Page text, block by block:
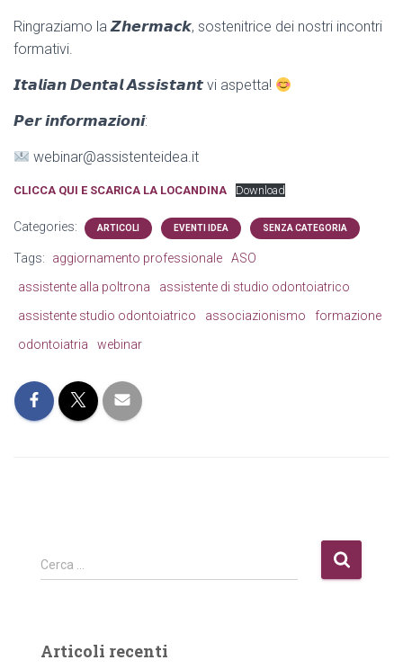
Ringraziamo la 𝙕𝙝𝙚𝙧𝙢𝙖𝙘𝙠, sostenitrice dei nostri incontri
formativi.
𝙄𝙩𝙖𝙡𝙞𝙖𝙣 𝘿𝙚𝙣𝙩𝙖𝙡 𝘼𝙨𝙨𝙞𝙨𝙩𝙖𝙣𝙩 vi aspetta!
𝙋𝙚𝙧 𝙞𝙣𝙛𝙤𝙧𝙢𝙖𝙯𝙞𝙤𝙣𝙞:
webinar@assistenteidea.it
CLICCA QUI E SCARICA LA LOCANDINA Download
Categories: ARTICOLI EVENTI IDEA SENZA CATEGORIA
Tags: aggiornamento professionale
ASO
assistente alla poltrona
assistente di studio odontoiatrico
assistente studio odontoiatrico
associazionismo
formazione
odontoiatria
webinar
R
i
c
Cerca …
Articoli recenti